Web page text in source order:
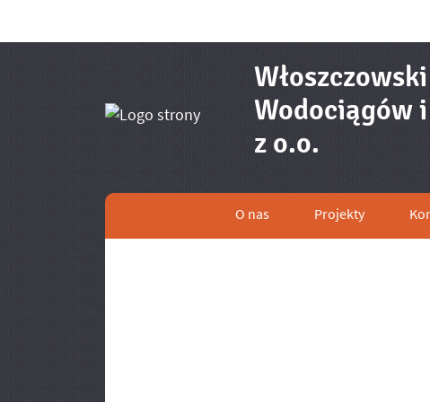
Wodociągów
z o.o.-
Menu główne
O nas Projekty